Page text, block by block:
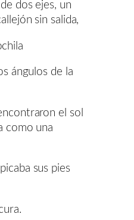
dos ejes, un
sin salida,
ángulos de la
el sol
como una
sus pies